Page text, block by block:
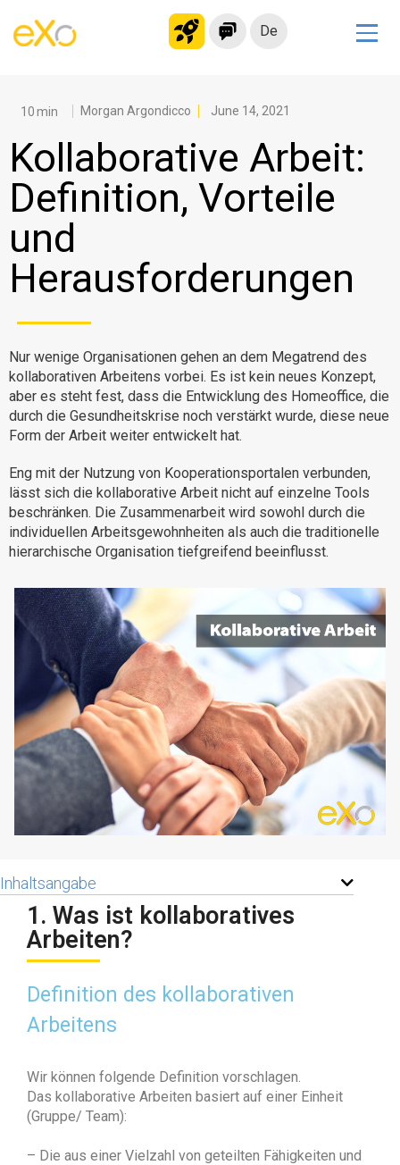
De
Modernes Intranet
kollaborationsplattform
Soziales Netzwerk
Wissensmanagement
Bewerbungsportal
Alternative zu Microsoft 365
Migration zur eXo Platform
Produkt
Plattform-Übersicht
Warum eXo
Mobil
Kein Code
Integrationen
Architektur
Sicherheit
Über uns
Karriere
Ressourcen-Center
Blog
Kontakt
Testen Sie eXo
Morgan Argondicco June 14, 2021
Kollaborative Arbeit:
Definition, Vorteile
und
Herausforderungen
Nur wenige Organisationen gehen an dem Megatrend des
kollaborativen Arbeitens vorbei. Es ist kein neues Konzept,
aber es steht fest, dass die Entwicklung des Homeoffice, die
durch die Gesundheitskrise noch verstärkt wurde, diese neue
Form der Arbeit weiter entwickelt hat.
Eng mit der Nutzung von Kooperationsportalen verbunden,
lässt sich die kollaborative Arbeit nicht auf einzelne Tools
beschränken. Die Zusammenarbeit wird sowohl durch die
individuellen Arbeitsgewohnheiten als auch die traditionelle
hierarchische Organisation tiefgreifend beeinflusst.
Inhaltsangabe
1. Was ist kollaboratives
Arbeiten?
Definition des kollaborativen
Arbeitens
Wir können folgende Definition vorschlagen.
Das kollaborative Arbeiten basiert auf einer Einheit
(Gruppe/ Team):
– Die aus einer Vielzahl von geteilten Fähigkeiten und